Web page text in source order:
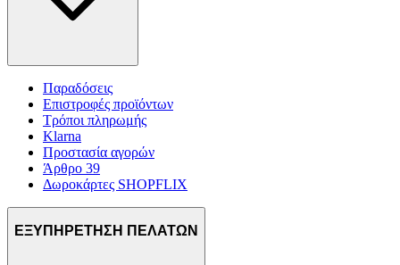
Παραδόσεις
Επιστροφές προϊόντων
Τρόποι πληρωμής
Klarna
Προστασία αγορών
Άρθρο 39
Δωροκάρτες SHOPFLIX
ΕΞΥΠΗΡΕΤΗΣΗ ΠΕΛΑΤΩΝ